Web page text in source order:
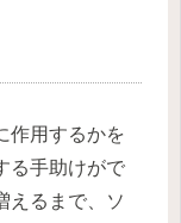
作用するかを
る手助けがで
えるまで、ソ